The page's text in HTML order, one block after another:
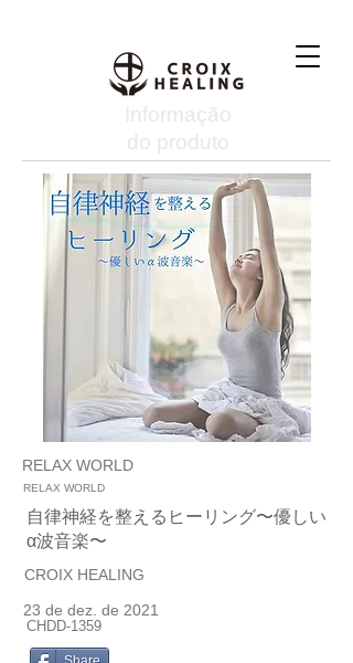
Informação
do produto
RELAX WORLD
RELAX WORLD
自律神経を整えるヒーリング〜優しい
α波音楽〜
CROIX HEALING
23 de dez. de 2021
CHDD-1359